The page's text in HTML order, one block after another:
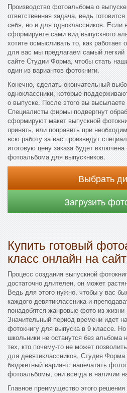
Производство фотоальбома о
ответственная задача, ведь
себя, но и для одноклассников. Если
сформируете сами вид выпускного
хотите осмысливать то, как работает
для вас мы предлагаем самый легкий
сайте Студии Форма, чтобы стать
один из вариантов фотокниги.
Конечно, сделать окончательный
одноклассники, которые
о выпуске. После этого вы
Специалисты фирмы подвергнут
сформируют макет выпускной
принять, или поправить при
всю работу за вас произведут
итоговую цену заказа будет
фотоальбома для выпускников.
Выбрать
Загрузить
Купить готовый
класс онлайн на
Процесс создания выпускной
достаточно длителен, он может
Ведь для этого нужно, чтобы у вас
каждого девятиклассника и
понадобятся жанровые фото из жизни
Значительный период времени идет
фотокнигу для выпуска в 9 классе.
школьники не останутся без
тех, кто почему-то не может
для девятиклассников, Студия
бюджетный вариант: напечатать
фотоальбомы, они всегда в наличии
Главное преимущество этого